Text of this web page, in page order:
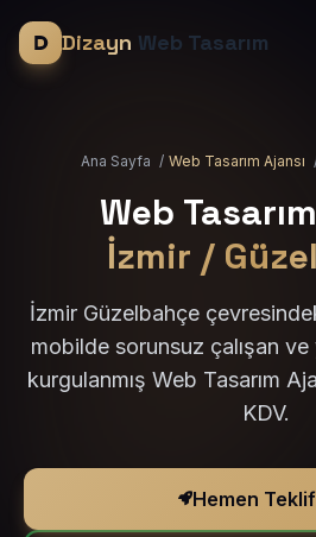
Dizayn Web Tasarım
Ana Sayfa / Web Tasarım Ajansı
Web
İzmir /
İzmir Güzelbahçe
mobilde sorunsuz çalışan
kurgulanmış Web Tasarım
KDV.
Hemen